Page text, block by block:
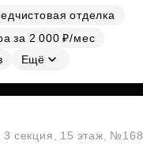
отделка
за 2 000 ₽/мес
Ещё
секция, 15 этаж, №168